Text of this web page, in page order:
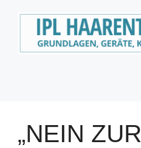
„NEIN ZUR